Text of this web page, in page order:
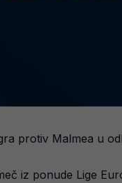
protiv Malmea u
iz ponude Lige